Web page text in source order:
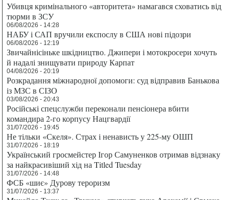
Убивця кримінального «авторитета» намагався сховатись від
тюрми в ЗСУ
06/08/2026 - 14:28
НАБУ і САП вручили експослу в США нові підозри
06/08/2026 - 12:19
Звичайнісіньке шкідництво. Джипери і мотокросери хочуть
й надалі знищувати природу Карпат
04/08/2026 - 20:19
Розкрадання міжнародної допомоги: суд відправив Банькова
із МЗС в СІЗО
03/08/2026 - 20:43
Російські спецслужби переконали пенсіонера вбити
командира 2-го корпусу Нацгвардії
31/07/2026 - 19:45
Не тільки «Скеля». Страх і ненависть у 225-му ОШП
31/07/2026 - 18:19
Український гросмейстер Ігор Самуненков отримав відзнаку
за найкрасивіший хід на Titled Tuesday
31/07/2026 - 14:48
ФСБ «шиє» Дурову тероризм
31/07/2026 - 13:37